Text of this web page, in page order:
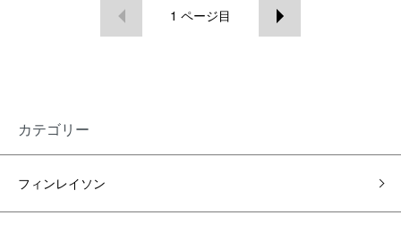
1 ページ目
カテゴリー
フィンレイソン